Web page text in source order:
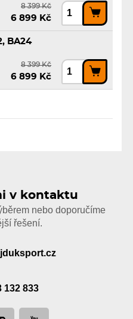
8 399 Kč
6 899 Kč
BA24
8 399 Kč
6 899 Kč
v kontaktu
nebo doporučíme
řešení.
132 833